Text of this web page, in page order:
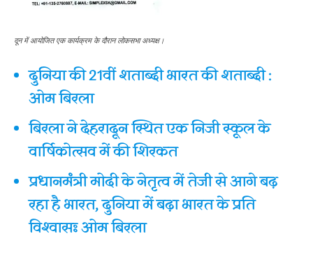
दून में आयोजित एक कार्यक्रम के दौरान लोकसभा अध्यक्ष।
दुनिया की 21वीं शताब्दी भारत की शताब्दी :
ओम बिरला
बिरला ने देहरादून स्थित एक निजी स्कूल के
वार्षिकोत्सव में की शिरकत
प्रधानमंत्री मोदी के नेतृत्व में तेजी से आगे बढ़
रहा है भारत, दुनिया में बढ़ा भारत के प्रति
विश्वासः ओम बिरला